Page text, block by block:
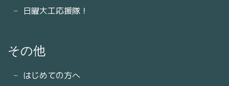
日曜大工応援隊！
その他
はじめての方へ